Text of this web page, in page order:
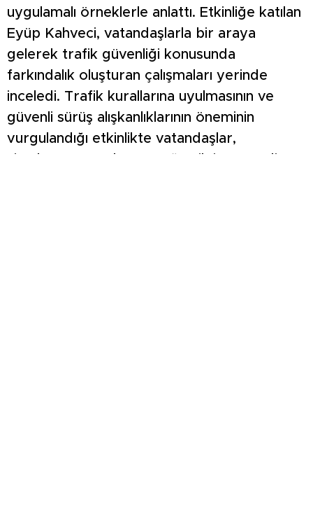
uygulamalı örneklerle anlattı. Etkinliğe katılan
Eyüp Kahveci, vatandaşlarla bir araya
gelerek trafik güvenliği konusunda
farkındalık oluşturan çalışmaları yerinde
inceledi. Trafik kurallarına uyulmasının ve
güvenli sürüş alışkanlıklarının öneminin
vurgulandığı etkinlikte vatandaşlar,